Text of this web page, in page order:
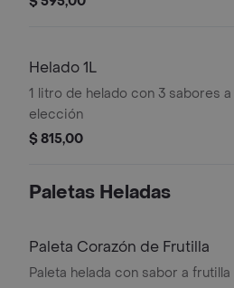
Helado 1L
1 litro de helado con 3 sabores a
elección
$ 815,00
Paletas Heladas
Paleta Corazón de Frutilla
Paleta helada con sabor a frutilla